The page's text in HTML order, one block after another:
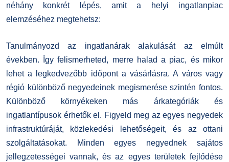
néhány konkrét lépés, amit a helyi ingatlanpiac
elemzéséhez megtehetsz:
Tanulmányozd az ingatlanárak alakulását az elmúlt
években. Így felismerheted, merre halad a piac, és mikor
lehet a legkedvezőbb időpont a vásárlásra. A város vagy
régió különböző negyedeinek megismerése szintén fontos.
Különböző környékeken más árkategóriák és
ingatlantípusok érhetők el. Figyeld meg az egyes negyedek
infrastruktúráját, közlekedési lehetőségeit, és az ottani
szolgáltatásokat. Minden egyes negyednek sajátos
jellegzetességei vannak, és az egyes területek fejlődése